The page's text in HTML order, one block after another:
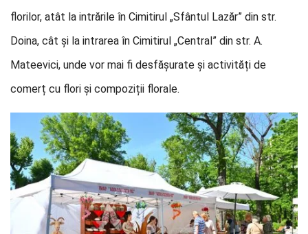
florilor, atât la intrările în Cimitirul „Sfântul Lazăr” din str.
Doina, cât și la intrarea în Cimitirul „Central” din str. A.
Mateevici, unde vor mai fi desfășurate și activități de
comerț cu flori și compoziții florale.